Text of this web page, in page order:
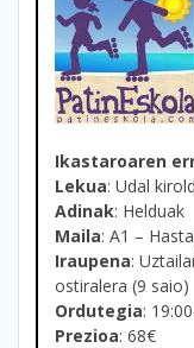
Ikastaroaren
Lekua: Udal
Adinak: Helduak
Maila: A1 –
Iraupena:
ostiralera (9 saio)
Ordutegia:
Prezioa: 68€